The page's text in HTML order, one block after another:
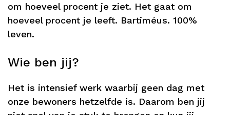
om hoeveel procent je ziet. Het gaat om
hoeveel procent je leeft. Bartiméus. 100%
leven.
Wie ben jij?
Het is intensief werk waarbij geen dag met
onze bewoners hetzelfde is. Daarom ben jij